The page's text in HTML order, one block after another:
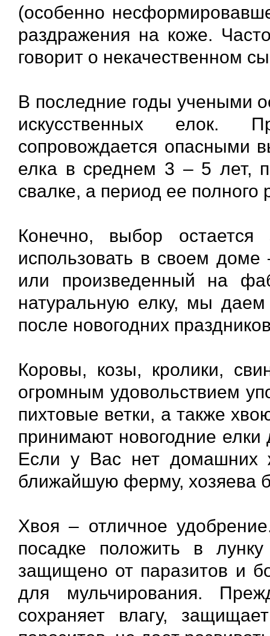
(особенно
раздражения на коже.
говорит о некачественном
В последние годы учеными
искусственных елок.
сопровождается опасными
елка в среднем 3 – 5 лет,
свалке, а период ее полного
Конечно, выбор
использовать в своем
или произведенный на
натуральную елку, мы даем
после новогодних
Коровы, козы, кролики,
огромным удовольствием
пихтовые ветки, а также
принимают новогодние
Если у Вас нет домашних
ближайшую ферму, хозяева
Хвоя – отличное
посадке положить в
защищено от паразитов и
для мульчирования.
сохраняет влагу,